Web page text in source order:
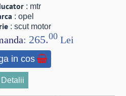
: mtr
: opel
: scut motor
: 265.00 Lei
in cos
Detalii